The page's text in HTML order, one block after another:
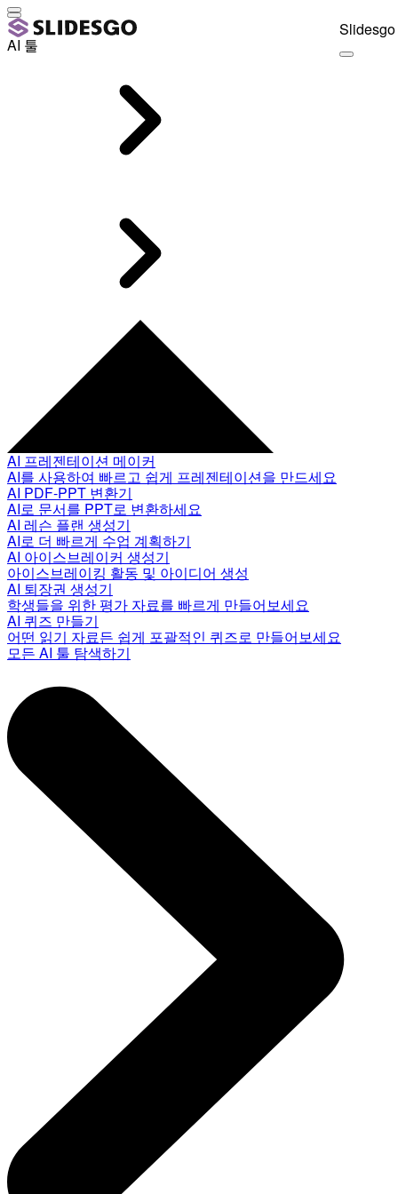
AI 툴
AI 프레젠테이션 메이커
AI를 사용하여 빠르고 쉽게 프레젠테이션을 만드세요
AI PDF-PPT 변환기
AI로 문서를 PPT로 변환하세요
AI 레슨 플랜 생성기
AI로 더 빠르게 수업 계획하기
AI 아이스브레이커 생성기
아이스브레이킹 활동 및 아이디어 생성
AI 퇴장권 생성기
학생들을 위한 평가 자료를 빠르게 만들어보세요
AI 퀴즈 만들기
어떤 읽기 자료든 쉽게 포괄적인 퀴즈로 만들어보세요
모든 AI 툴 탐색하기